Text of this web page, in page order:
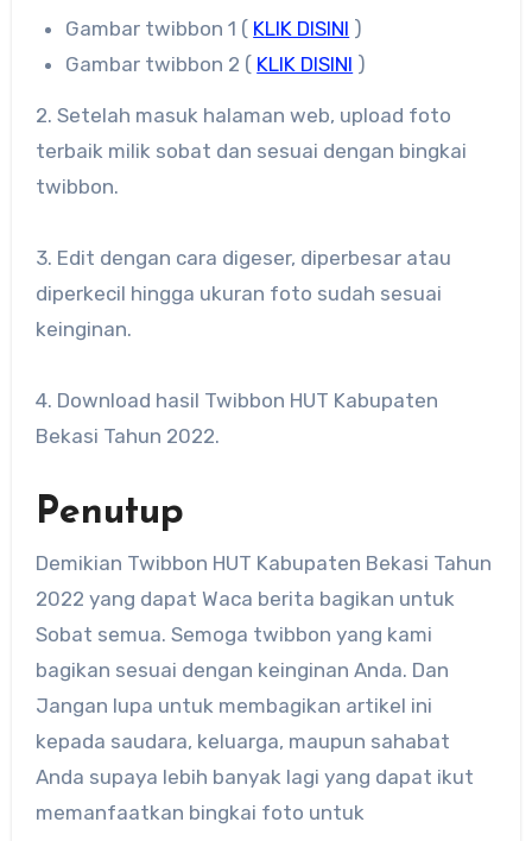
Gambar twibbon 1 ( KLIK DISINI )
Gambar twibbon 2 ( KLIK DISINI )
2. Setelah masuk halaman web, upload foto
terbaik milik sobat dan sesuai dengan bingkai
twibbon.
3. Edit dengan cara digeser, diperbesar atau
diperkecil hingga ukuran foto sudah sesuai
keinginan.
4. Download hasil Twibbon HUT Kabupaten
Bekasi Tahun 2022.
Penutup
Demikian Twibbon HUT Kabupaten Bekasi Tahun
2022 yang dapat Waca berita bagikan untuk
Sobat semua. Semoga twibbon yang kami
bagikan sesuai dengan keinginan Anda. Dan
Jangan lupa untuk membagikan artikel ini
kepada saudara, keluarga, maupun sahabat
Anda supaya lebih banyak lagi yang dapat ikut
memanfaatkan bingkai foto untuk